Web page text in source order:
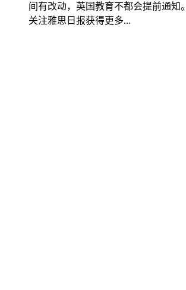
间有改动，英国教育不都会提前通知
关注雅思日报获得更多...